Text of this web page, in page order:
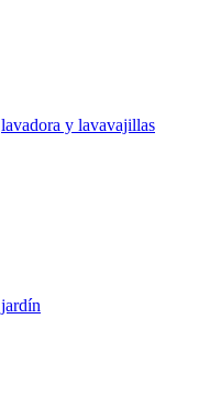
lavadora y lavavajillas
jardín